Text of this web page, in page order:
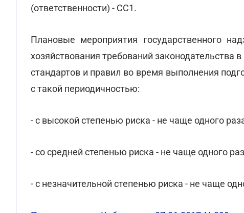
(ответственности) - СС1.
Плановые мероприятия государственного
хозяйствования требований законодательства
стандартов и правил во время выполнения
с такой периодичностью:
- с высокой степенью риска - не чаще одного
- со средней степенью риска - не чаще одного
- с незначительной степенью риска - не чаще